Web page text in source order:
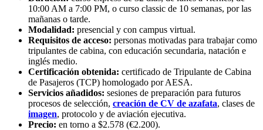
10:00 AM a 7:00 PM, o curso classic de 10 semanas, por las
mañanas o tarde.
Modalidad: presencial y con campus virtual.
Requisitos de acceso: personas motivadas para trabajar como
tripulantes de cabina, con educación secundaria, natación e
inglés medio.
Certificación obtenida: certificado de Tripulante de Cabina
de Pasajeros (TCP) homologado por AESA.
Servicios añadidos: sesiones de preparación para futuros
procesos de selección, creación de CV de azafata, clases de
imagen, protocolo y de aviación ejecutiva.
Precio: en torno a $2.578 (€2.200).